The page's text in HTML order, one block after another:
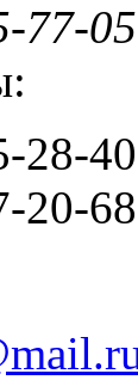
77-05
28-40
20-68